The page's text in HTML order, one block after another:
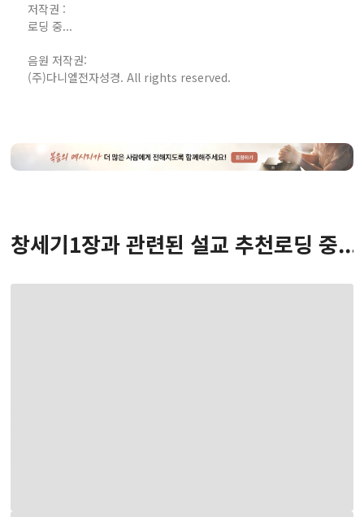
저작권 :
로딩 중...
음원 저작권:
(주)다니엘전자성경. All rights reserved.
창세기1장과 관련된 설교 추천로딩 중...